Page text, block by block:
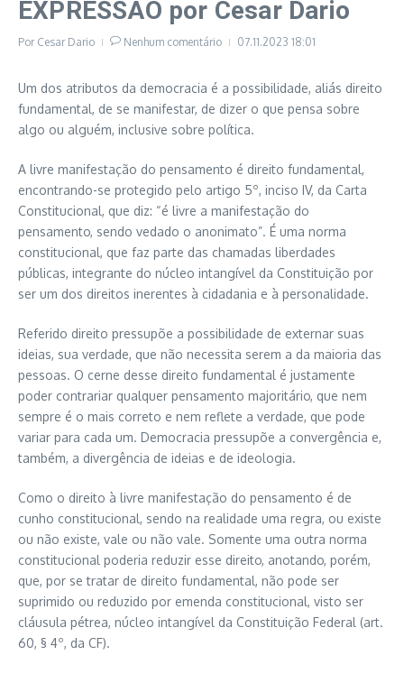
EXPRESSÃO por Cesar Dario
Por Cesar Dario Nenhum comentário 07.11.2023 18:01
Um dos atributos da democracia é a possibilidade, aliás direito
fundamental, de se manifestar, de dizer o que pensa sobre
algo ou alguém, inclusive sobre política.
A livre manifestação do pensamento é direito fundamental,
encontrando-se protegido pelo artigo 5º, inciso IV, da Carta
Constitucional, que diz: “é livre a manifestação do
pensamento, sendo vedado o anonimato”. É uma norma
constitucional, que faz parte das chamadas liberdades
públicas, integrante do núcleo intangível da Constituição por
ser um dos direitos inerentes à cidadania e à personalidade.
Referido direito pressupõe a possibilidade de externar suas
ideias, sua verdade, que não necessita serem a da maioria das
pessoas. O cerne desse direito fundamental é justamente
poder contrariar qualquer pensamento majoritário, que nem
sempre é o mais correto e nem reflete a verdade, que pode
variar para cada um. Democracia pressupõe a convergência e,
também, a divergência de ideias e de ideologia.
Como o direito à livre manifestação do pensamento é de
cunho constitucional, sendo na realidade uma regra, ou existe
ou não existe, vale ou não vale. Somente uma outra norma
constitucional poderia reduzir esse direito, anotando, porém,
que, por se tratar de direito fundamental, não pode ser
suprimido ou reduzido por emenda constitucional, visto ser
cláusula pétrea, núcleo intangível da Constituição Federal (art.
60, § 4º, da CF).